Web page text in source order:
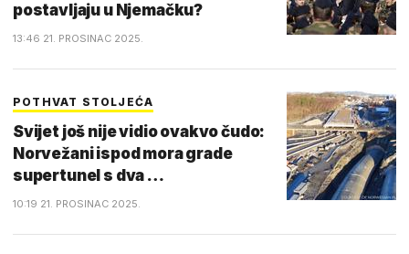
postavljaju u Njemačku?
13:46 21. PROSINAC 2025.
POTHVAT STOLJEĆA
Svijet još nije vidio ovakvo čudo:
Norvežani ispod mora grade
supertunel s dva …
10:19 21. PROSINAC 2025.